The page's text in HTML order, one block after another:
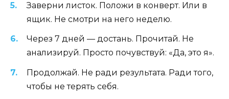
Заверни листок. Положи в конверт. Или в
ящик. Не смотри на него неделю.
Через 7 дней — достань. Прочитай. Не
анализируй. Просто почувствуй: «Да, это я».
Продолжай. Не ради результата. Ради того,
чтобы не терять себя.